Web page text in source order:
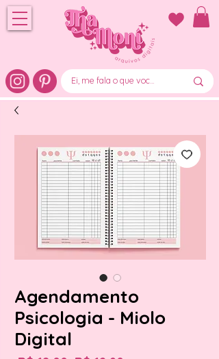
Agendamento
Psicologia - Miolo
Digital